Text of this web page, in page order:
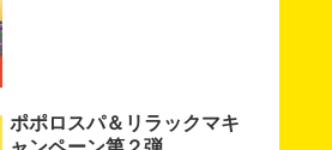
ポポロスパ＆リラックマキ